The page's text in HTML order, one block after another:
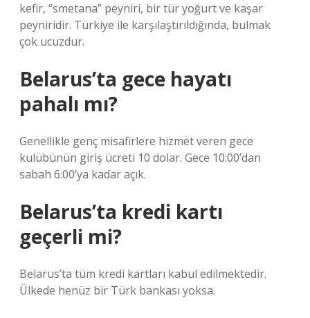
kefir, “smetana” peyniri, bir tür yoğurt ve kaşar
peyniridir. Türkiye ile karşılaştırıldığında, bulmak
çok ucuzdur.
Belarus’ta gece hayatı
pahalı mı?
Genellikle genç misafirlere hizmet veren gece
kulübünün giriş ücreti 10 dolar. Gece 10:00’dan
sabah 6:00’ya kadar açık.
Belarus’ta kredi kartı
geçerli mi?
Belarus’ta tüm kredi kartları kabul edilmektedir.
Ülkede henüz bir Türk bankası yoksa.